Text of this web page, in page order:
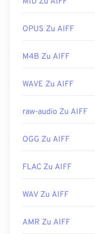
Produkte öffnen
Entwickelt von:
Nützliche Links:
https://
2619569
OPUS Zu AIFF
M4B Zu AIFF
WAVE Zu AIFF
raw-audio Zu AIFF
OGG Zu AIFF
FLAC Zu AIFF
WAV Zu AIFF
AMR Zu AIFF